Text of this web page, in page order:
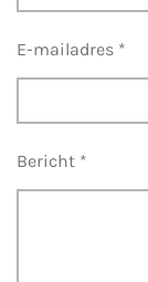
E-mailadres *
Bericht *